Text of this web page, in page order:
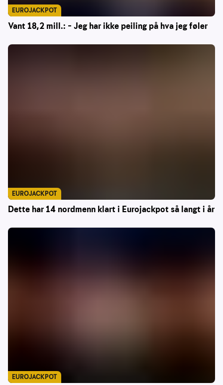
Vant 18,2 mill.: – Jeg har ikke peiling på hva jeg føler
EUROJACKPOT
Dette har 14 nordmenn klart i Eurojackpot så langt i år
EUROJACKPOT
EUROJACKPOT